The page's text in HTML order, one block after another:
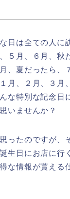
日は全ての人に
５月、６月、秋
、夏だったら、
月、２月、３月
な特別な記念日
いませんか？
ったのですが、
生日にお店に行
な情報が貰える